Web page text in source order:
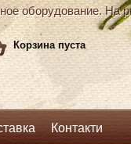
оборудование. На
Корзина пуста
Контакти